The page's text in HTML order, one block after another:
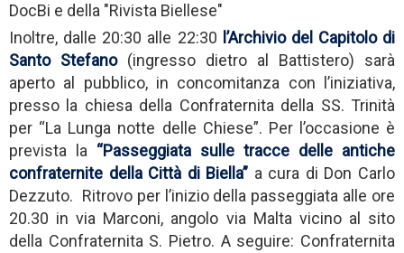
DocBi e della "Rivista Biellese"
Inoltre, dalle 20:30 alle 22:30 l’Archivio del Capitolo di
Santo Stefano(ingresso dietro al Battistero) sarà
aperto al pubblico, in concomitanza con l’iniziativa,
presso la chiesa della Confraternita della SS. Trinità
per “La Lunga notte delle Chiese”. Per l’occasione è
prevista la “Passeggiata sulle tracce delle antiche
confraternite della Città di Biella” a cura di Don Carlo
Dezzuto. Ritrovo per l’inizio della passeggiata alle ore
20.30 in via Marconi, angolo via Malta vicino al sito
della Confraternita S. Pietro. A seguire: Confraternita